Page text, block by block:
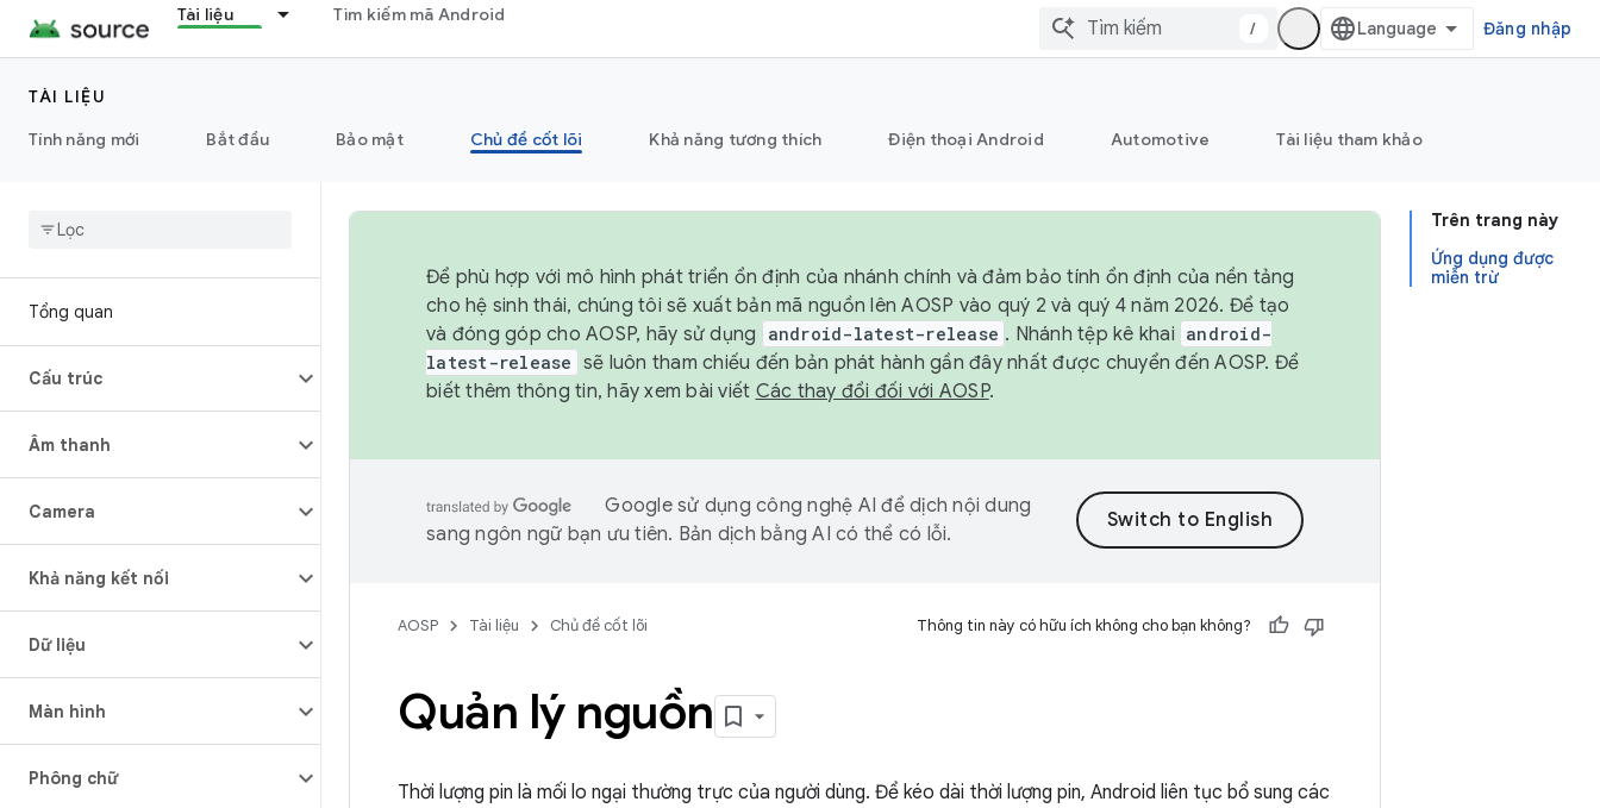
Tài liệu Tìm kiếm mã Android
/ Đăng nhập
TÀI LIỆU
Tính năng mới
Bắt đầu Bảo mật Chủ đề cốt lõi Khả năng tương thích Điện thoại Android Automotive Tài liệu tham khảo
Tổng quan
Cấu trúc
Âm thanh
Camera
Khả năng kết nối
Dữ liệu
Màn hình
Phông chữ
Trên trang này
Ứng dụng được
miễn trừ
Để phù hợp với mô hình phát triển ổn định của nhánh chính và đảm bảo tính ổn định của nền tảng
cho hệ sinh thái, chúng tôi sẽ xuất bản mã nguồn lên AOSP vào quý 2 và quý 4 năm 2026. Để tạo
và đóng góp cho AOSP, hãy sử dụng
android-latest-release . Nhánh tệp kê khai android-
latest-release sẽ luôn tham chiếu đến bản phát hành gần đây nhất được chuyển đến AOSP. Để
biết thêm thông tin, hãy xem bài viết Các thay đổi đối với AOSP.
Google sử dụng công nghệ AI để dịch nội dung
sang ngôn ngữ bạn ưu tiên. Bản dịch bằng AI có thể có lỗi.
AOSP Tài liệu Chủ đề cốt lõi Thông tin này có hữu ích không cho bạn không?
Quản lý nguồn
Thời lượng pin là mối lo ngại thường trực của người dùng. Để kéo dài thời lượng pin, Android liên tục bổ sung các